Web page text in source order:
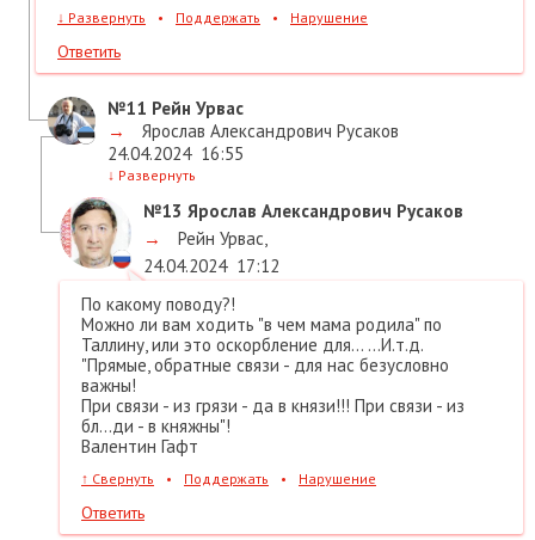
↓ Развернуть • Поддержать • Нарушение
Ответить
№11 Рейн Урвас
→
Ярослав Александрович Русаков
24.04.2024 16:55
↓ Развернуть
№13 Ярослав Александрович Русаков
→
Рейн Урвас
24.04.2024 17:12
По какому поводу?!
Можно ли вам ходить "в чем мама родила" по
Таллину, или это оскорбление для... ...И.т.д.
"Прямые, обратные связи - для нас безусловно
важны!
При связи - из грязи - да в князи!!! При связи - из
бл...ди - в княжны"!
Валентин Гафт
↑ Свернуть • Поддержать • Нарушение
Ответить